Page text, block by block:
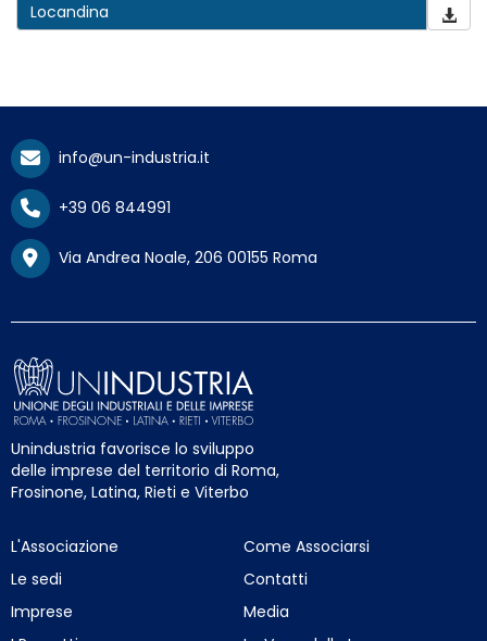
Locandina
info@un-industria.it
+39 06 844991
Via Andrea Noale, 206 00155 Roma
Unindustria favorisce lo sviluppo
delle imprese del territorio di Roma,
Frosinone, Latina, Rieti e Viterbo
L'Associazione
Le sedi
Imprese
Come Associarsi
Contatti
Media